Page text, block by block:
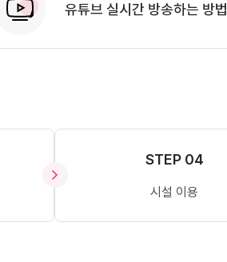
유튜브 실시간 방송하는 방법
STEP 04
시설 이용